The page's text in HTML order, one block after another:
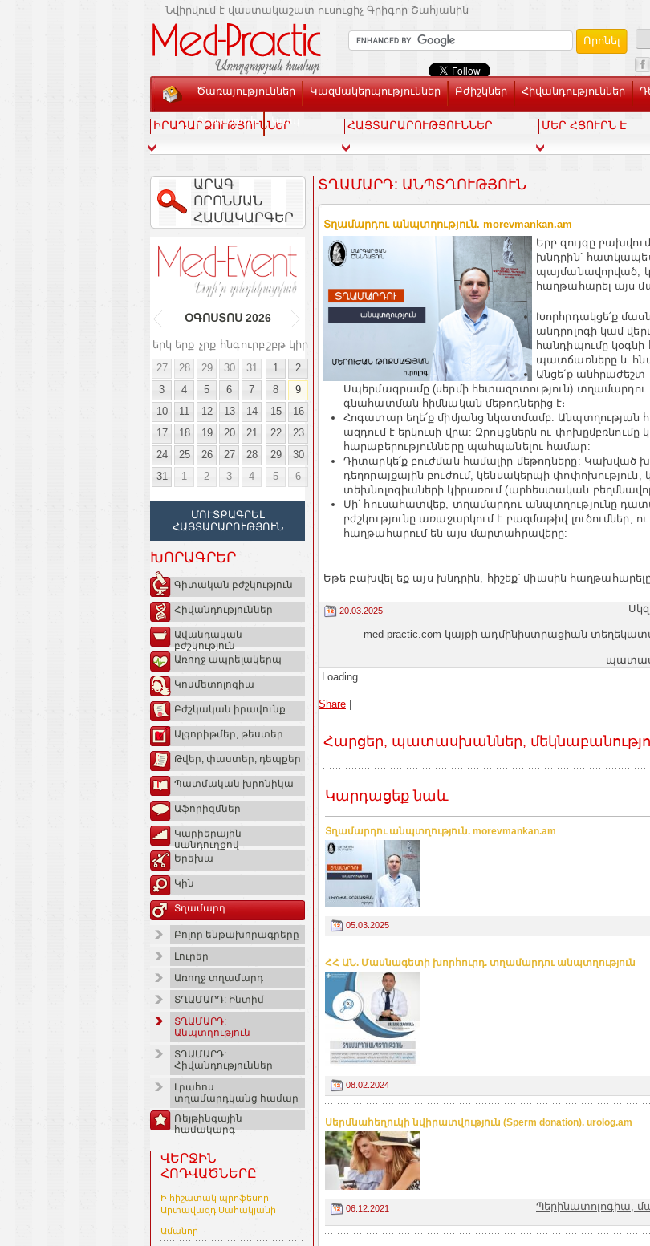
Նվիրվում է վաստակաշատ ուսուցիչ Գրիգոր Շահյանին
Ծառայություններ Կազմակերպություններ Բժիշկներ Հիվանդություններ
Տեսասրահ Կապ
ԻՐԱԴԱՐՁՈՒԹՅՈՒՆՆԵՐ ՀԱՅՏԱՐԱՐՈՒԹՅՈՒՆՆԵՐ ՄԵՐ ՀՅՈՒՐՆ Է
ԱՐԱԳ
ՈՐՈՆՄԱՆ
ՀԱՄԱԿԱՐԳԵՐ
ՕԳՈՍՏՈՍ 2026
երկ երք չրք հնգուրբ շբթ կիր
27
28 29 30 31 1
2
3
4 5 6 7 8
9
10
11 12 13 14 15
16
17
18 19 20 21 22
23
24
25 26 27 28 29
30
31
1 2 3 4 5 6
ՄՈՒՏՔԱԳՐԵԼ
ՀԱՅՏԱՐԱՐՈՒԹՅՈՒՆ
ԽՈՐԱԳՐԵՐ
Գիտական բժշկություն
Հիվանդություններ
Ավանդական
բժշկություն
Առողջ ապրելակերպ
Կոսմետոլոգիա
Բժշկական իրավունք
Ալգորիթմեր, թեստեր
Թվեր, փաստեր, դեպքեր
Պատմական խրոնիկա
Աֆորիզմներ
Կարիերային
սանդուղքով
Երեխա
Կին
Տղամարդ
Բոլոր ենթախորագրերը
Լուրեր
Առողջ տղամարդ
ՏՂԱՄԱՐԴ: Ինտիմ
ՏՂԱՄԱՐԴ:
Անպտղություն
ՏՂԱՄԱՐԴ:
Հիվանդություններ
Լրահոս
տղամարդկանց համար
Ռեյթինգային
համակարգ
ՎԵՐՋԻՆ
ՀՈԴՎԱԾՆԵՐԸ
Ի հիշատակ պրոֆեսոր
Արտավազդ Սահակյանի
Ամանոր
ՏՂԱՄԱՐԴ: ԱՆՊՏՂՈՒԹՅՈՒՆ
Տղամարդու անպտղություն. morevmankan.am
Երբ զույգը
խնդրին`
պայմանավորված,
հաղթահարել այս
Խորհրդակցե՛ք
անդրոլոգի կամ
հանդիպումը
պատճառները և
Անցե՛ք անհրաժեշտ
Սպերմագրամը (սերմի հետազոտություն)
գնահատման հիմնական մեթոդներից է։
Հոգատար եղե՛ք միմյանց նկատմամբ: Անպտղության
ազդում է երկուսի վրա: Զրույցներն ու փոխըմբռնումը
հարաբերությունները պահպանելու համար:
Դիտարկե՛ք բուժման համալիր մեթոդները: Կախված
դեղորայքային բուժում, կենսակերպի
տեխնոլոգիաների կիրառում (արհեստական
Մի՛ հուսահատվեք, տղամարդու անպտղությունը
բժշկությունը առաջարկում է բազմաթիվ լուծումներ,
հաղթահարում են այս մարտահրավերը:
Եթե բախվել եք այս խնդրին, հիշեք՝ միասին
20.03.2025
med-practic.com կայքի ադմինիստրացիան
Loading...
Share
Հարցեր, պատասխաններ,
Կարդացեք նաև
Տղամարդու անպտղություն. morevmankan.am
05.03.2025
ՀՀ ԱՆ. Մասնագետի խորհուրդ. տղամարդու անպտղություն
08.02.2024
Սերմնահեղուկի նվիրատվություն (Sperm donation). urolog.am
06.12.2021
Պերինատոլոգիա,